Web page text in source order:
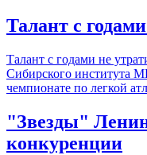
Талант с
Талант с годами не
Сибирского института
чемпионате по легкой
"Звезды"
конкуренции